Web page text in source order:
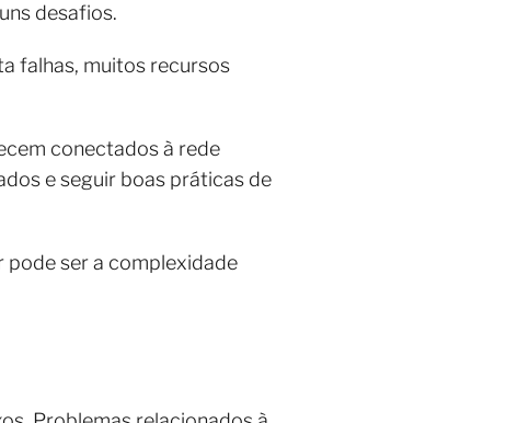
desafios.
falhas, muitos recursos
conectados à rede
e seguir boas práticas de
pode ser a complexidade